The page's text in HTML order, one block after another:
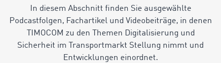
In diesem Abschnitt finden Sie ausgewählte
Podcastfolgen, Fachartikel und Videobeiträge, in denen
TIMOCOM zu den Themen Digitalisierung und
Sicherheit im Transportmarkt Stellung nimmt und
Entwicklungen einordnet.